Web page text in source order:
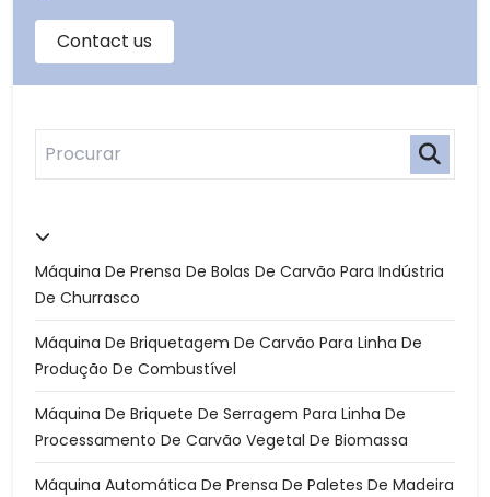
Máquina De Prensa De Bolas De Carvão Para Indústria
De Churrasco
Máquina De Briquetagem De Carvão Para Linha De
Produção De Combustível
Máquina De Briquete De Serragem Para Linha De
Processamento De Carvão Vegetal De Biomassa
Máquina Automática De Prensa De Paletes De Madeira